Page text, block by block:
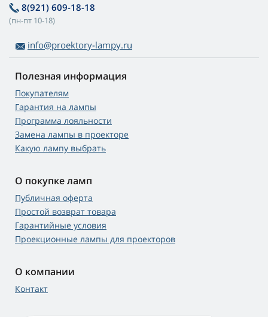
8(921) 609-18-18
(пн-пт 10-18)
info@proektory-lampy.ru
Полезная информация
Покупателям
Гарантия на лампы
Программа лояльности
Замена лампы в проекторе
Какую лампу выбрать
О покупке ламп
Публичная оферта
Простой возврат товара
Гарантийные условия
Проекционные лампы для проекторов
О компании
Контакт